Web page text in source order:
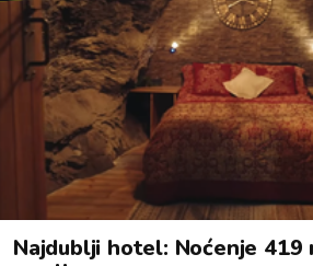
Najdublji hotel: Noćenje 419